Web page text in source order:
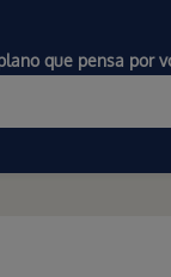
que pensa por